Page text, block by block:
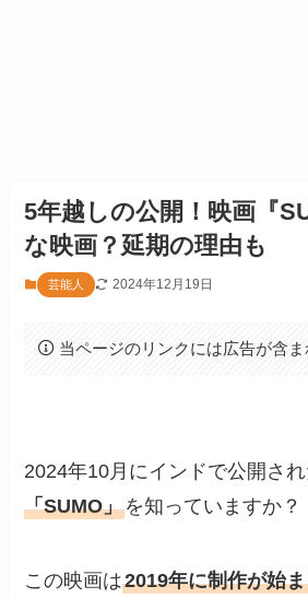
5年越しの公開！映画『
な映画？延期の理由も
芸能人 2024年12月19日
当ページのリンクには広告が含ま
2024年10月にインドで公開さ
「SUMO」を知っていますか？
この映画は2019年に制作が始